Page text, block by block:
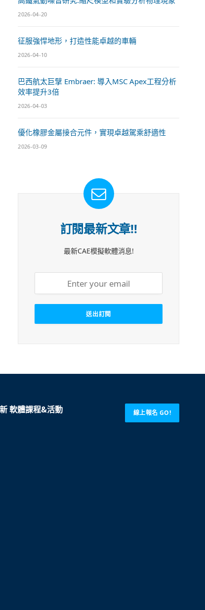
2026-04-20
征服強悍地形，打造性能卓越的車輛
2026-04-10
巴西航太巨擘 Embraer: 導入MSC Apex工程分析
效率提升3倍
2026-04-03
優化橡膠金屬接合元件，實現卓越駕乘舒適性
2026-03-09
訂閱最新文章!!
最新CAE模擬軟體消息!
軟體課程&活動 線上報名 GO!